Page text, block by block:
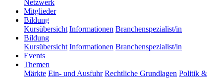
Netzwerk
Mitglieder(current)
Bildung(current)
Kursübersicht Informationen Branchenspezialist/in
Bildung(current)
Kursübersicht Informationen Branchenspezialist/in
Events(current)
Themen
Märkte Ein- und Ausfuhr Rechtliche Grundlagen Politik &